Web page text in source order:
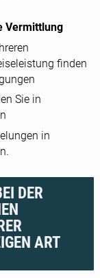
Vermittlung
finden
Sie in
in
DER
ART